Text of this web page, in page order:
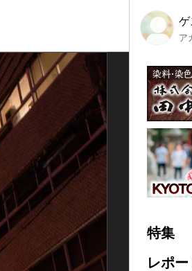
ゲ
ア
特集
レポー